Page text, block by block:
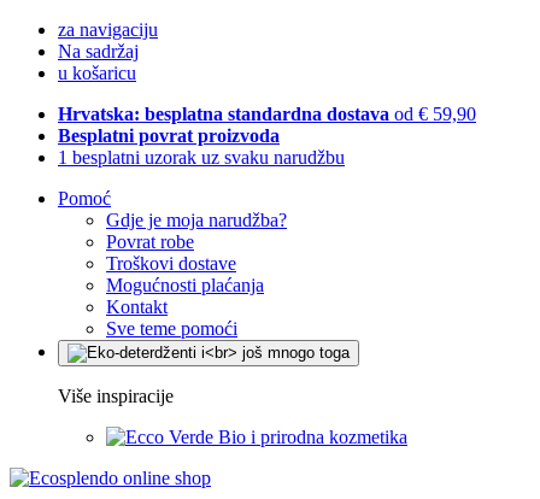
za navigaciju
Na sadržaj
u košaricu
Hrvatska: besplatna standardna dostava od € 59,90
Besplatni povrat proizvoda
1 besplatni uzorak uz svaku narudžbu
Pomoć
Gdje je moja narudžba?
Povrat robe
Troškovi dostave
Mogućnosti plaćanja
Kontakt
Sve teme pomoći
Više inspiracije
Bio i prirodna kozmetika